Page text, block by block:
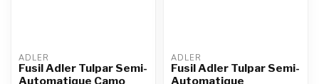
ADLER
Fusil Adler Tulpar Semi-
Automatique Camo
ADLER
Fusil Adler Tulpar Semi-
Automatique